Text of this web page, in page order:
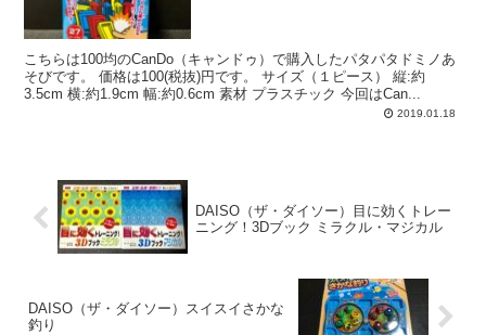
こちらは100均のCanDo（キャンドゥ）で購入したパタパタドミノあ
そびです。 価格は100(税抜)円です。 サイズ（１ピース） 縦:約
3.5cm 横:約1.9cm 幅:約0.6cm 素材 プラスチック 今回はCan...
2019.01.18
DAISO（ザ・ダイソー）目に効くトレー
ニング！3Dブック ミラクル・マジカル
DAISO（ザ・ダイソー）スイスイさかな
釣り